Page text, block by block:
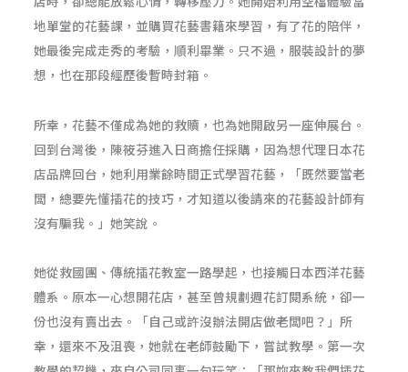
地單堂的花藝課，並購買花藝書籍來學習，有了花的陪伴，
她最後完成走秀的考驗，順利畢業。只不過，服裝設計的夢
想，也在那段經歷後暫時封箱。
所幸，花藝不僅成為她的救贖，也為她開啟另一座伸展台。
回到台灣後，陳筱芬進入日商擔任採購，因為想代理日本花
店品牌回台，她利用業餘時間正式學習花藝，「既然要當老
闆，總要先懂插花的技巧，才知道以後請來的花藝設計師有
沒有騙我。」她笑說。
她從救國團、傳統插花教室一路學起，也接觸日本西洋花藝
體系。原本一心想開花店，甚至曾規劃週花訂閱系統，卻一
份也沒有賣出去。「自己或許沒辦法開店做老闆吧？」所
幸，還來不及沮喪，她就在老師鼓勵下，嘗試教學。第一次